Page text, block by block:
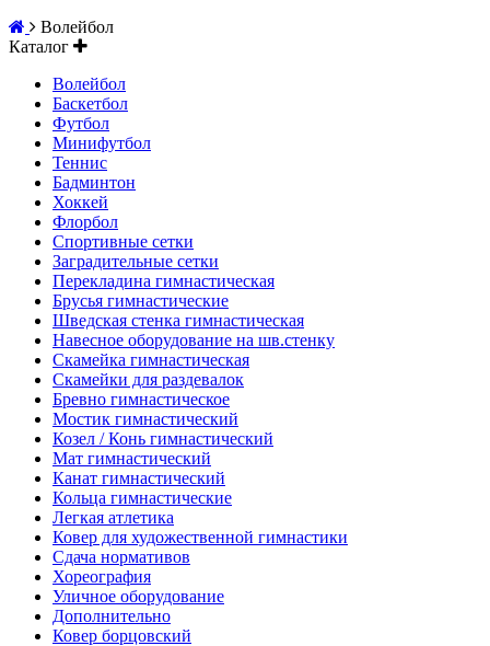
Волейбол
Каталог
Волейбол
Баскетбол
Футбол
Минифутбол
Теннис
Бадминтон
Хоккей
Флорбол
Спортивные сетки
Заградительные сетки
Перекладина гимнастическая
Брусья гимнастические
Шведская стенка гимнастическая
Навесное оборудование на шв.стенку
Скамейка гимнастическая
Скамейки для раздевалок
Бревно гимнастическое
Мостик гимнастический
Козел / Конь гимнастический
Мат гимнастический
Канат гимнастический
Кольца гимнастические
Легкая атлетика
Ковер для художественной гимнастики
Сдача нормативов
Хореография
Уличное оборудование
Дополнительно
Ковер борцовский